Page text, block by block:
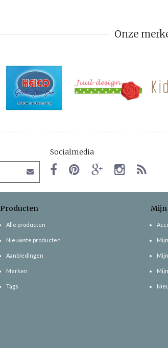
Onze
Socialmedia
Producten
Alle producten
Nieuwste producten
Aanbiedingen
Merken
Tags
Mijn